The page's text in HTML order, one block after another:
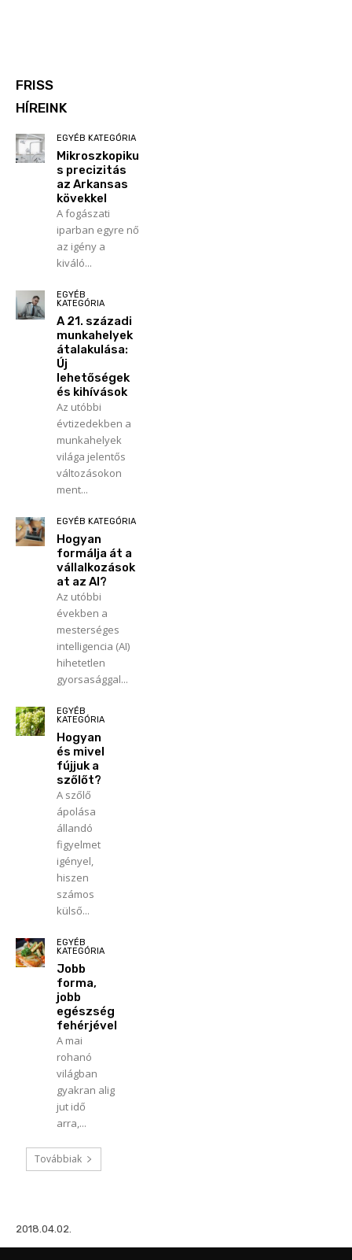
FRISS
HÍREINK
EGYÉB KATEGÓRIA
Mikroszkopiku
s precizitás
az Arkansas
kövekkel
A fogászati
iparban egyre nő
az igény a
kiváló...
EGYÉB
KATEGÓRIA
A 21. századi
munkahelyek
átalakulása:
Új
lehetőségek
és kihívások
Az utóbbi
évtizedekben a
munkahelyek
világa jelentős
változásokon
ment...
EGYÉB KATEGÓRIA
Hogyan
formálja át a
vállalkozások
at az AI?
Az utóbbi
években a
mesterséges
intelligencia (AI)
hihetetlen
gyorsasággal...
EGYÉB
KATEGÓRIA
Hogyan
és mivel
fújjuk a
szőlőt?
A szőlő
ápolása
állandó
figyelmet
igényel,
hiszen
számos
külső...
EGYÉB
KATEGÓRIA
Jobb
forma,
jobb
egészség
fehérjével
A mai
rohanó
világban
gyakran alig
jut idő
arra,...
Továbbiak
2018.04.02.